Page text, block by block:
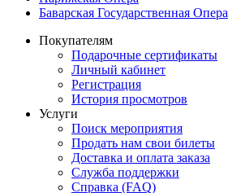
Баварская Государственная Опера
Покупателям
Подарочные сертификаты
Личный кабинет
Регистрация
История просмотров
Услуги
Поиск мероприятия
Продать нам свои билеты
Доставка и оплата заказа
Служба поддержки
Справка (FAQ)